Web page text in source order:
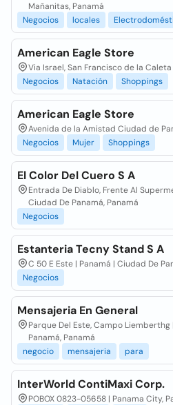
Mañanitas, Panamá
Negocios
locales
American Eagle Store
Via Israel, San Francisco de la
Negocios
Natación Shoppings
American Eagle Store
Avenida de la Amistad Ciudad de
Negocios
Mujer Shoppings
El Color Del Cuero S A
Entrada De Diablo, Frente Al
Ciudad De Panamá, Panamá
Negocios
Estanteria Tecny Stand S A
C 50 E Este | Panamá | Ciudad De
Negocios
Mensajeria En General
Parque Del Este, Campo Liemberthg
Panamá, Panamá
negocio
mensajeria para
InterWorld ContiMaxi Corp.
POBOX 0823-05658 | Panama City,